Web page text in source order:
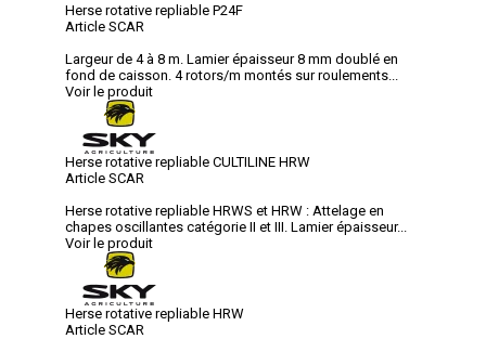
Herse rotative repliable P24F
Article SCAR
Largeur de 4 à 8 m. Lamier épaisseur 8 mm doublé en
fond de caisson. 4 rotors/m montés sur roulements...
Voir le produit
Herse rotative repliable CULTILINE HRW
Article SCAR
Herse rotative repliable HRWS et HRW : Attelage en
chapes oscillantes catégorie II et III. Lamier épaisseur...
Voir le produit
Herse rotative repliable HRW
Article SCAR